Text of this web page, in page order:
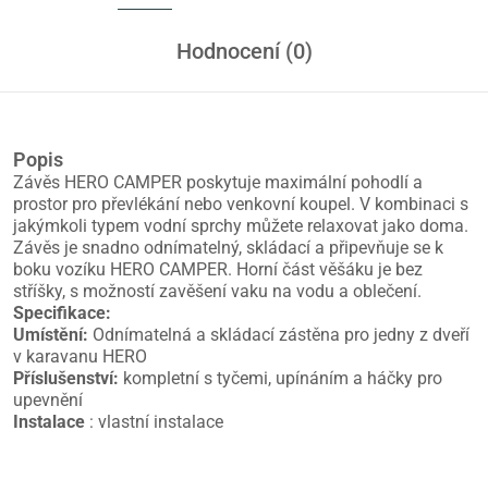
Hodnocení (0)
Popis
Závěs HERO CAMPER poskytuje maximální pohodlí a
prostor pro převlékání nebo venkovní koupel. V kombinaci s
jakýmkoli typem vodní sprchy můžete relaxovat jako doma.
Závěs je snadno odnímatelný, skládací a připevňuje se k
boku vozíku HERO CAMPER. Horní část věšáku je bez
stříšky, s možností zavěšení vaku na vodu a oblečení.
Specifikace:
Umístění: Odnímatelná a skládací zástěna pro jedny z dveří
v karavanu HERO
Příslušenství: kompletní s tyčemi, upínáním a háčky pro
upevnění
Instalace : vlastní instalace